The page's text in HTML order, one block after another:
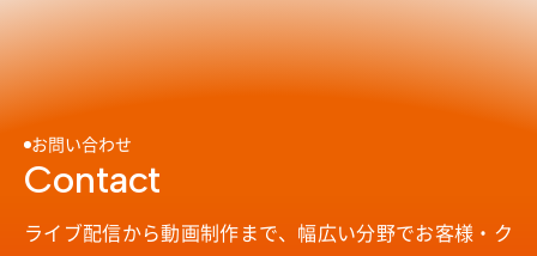
お問い合わせ
Contact
ライブ配信から動画制作まで、幅広い分野でお客様・ク